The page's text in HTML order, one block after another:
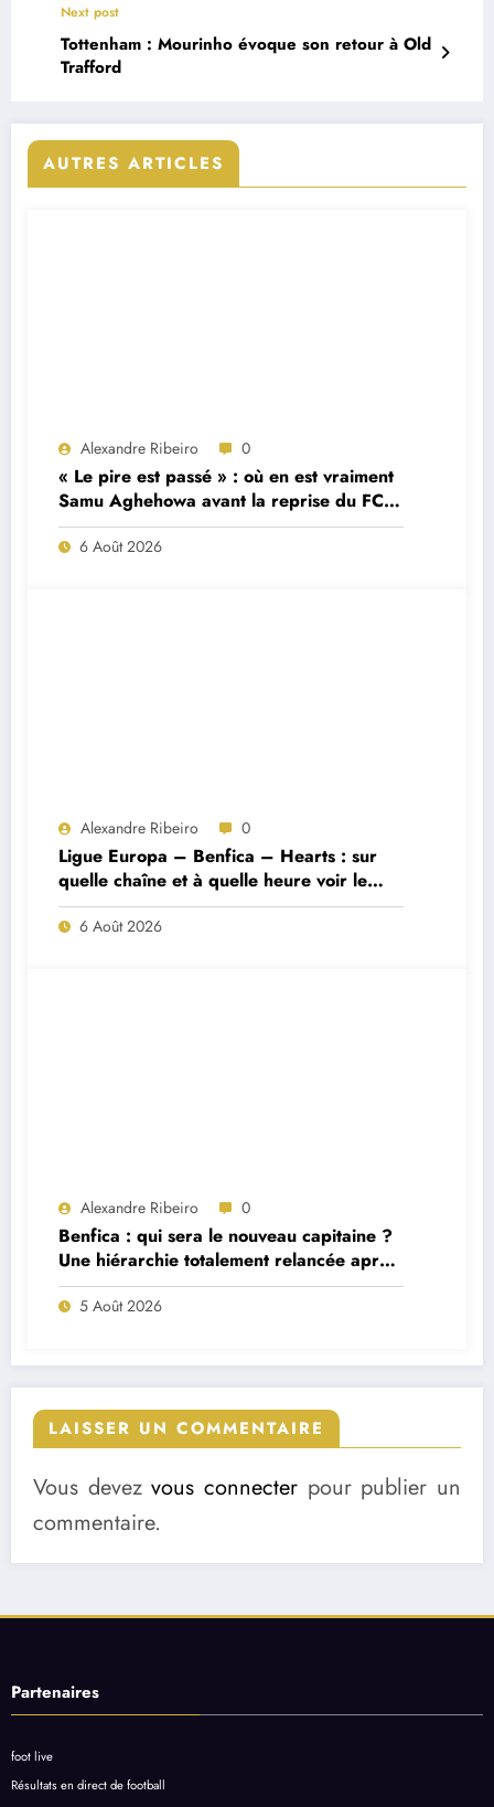
Next post
Tottenham : Mourinho évoque son retour à Old
Trafford
AUTRES ARTICLES
Alexandre Ribeiro 0
« Le pire est passé » : où en est vraiment
Samu Aghehowa avant la reprise du FC
Porto ?
6 Août 2026
Alexandre Ribeiro 0
Ligue Europa – Benfica – Hearts : sur
quelle chaîne et à quelle heure voir le
match ?
6 Août 2026
Alexandre Ribeiro 0
Benfica : qui sera le nouveau capitaine ?
Une hiérarchie totalement relancée après
deux départs majeurs
5 Août 2026
LAISSER UN COMMENTAIRE
Vous devezvous connecter pour publier un
commentaire.
Partenaires
foot live
Résultats en direct de football